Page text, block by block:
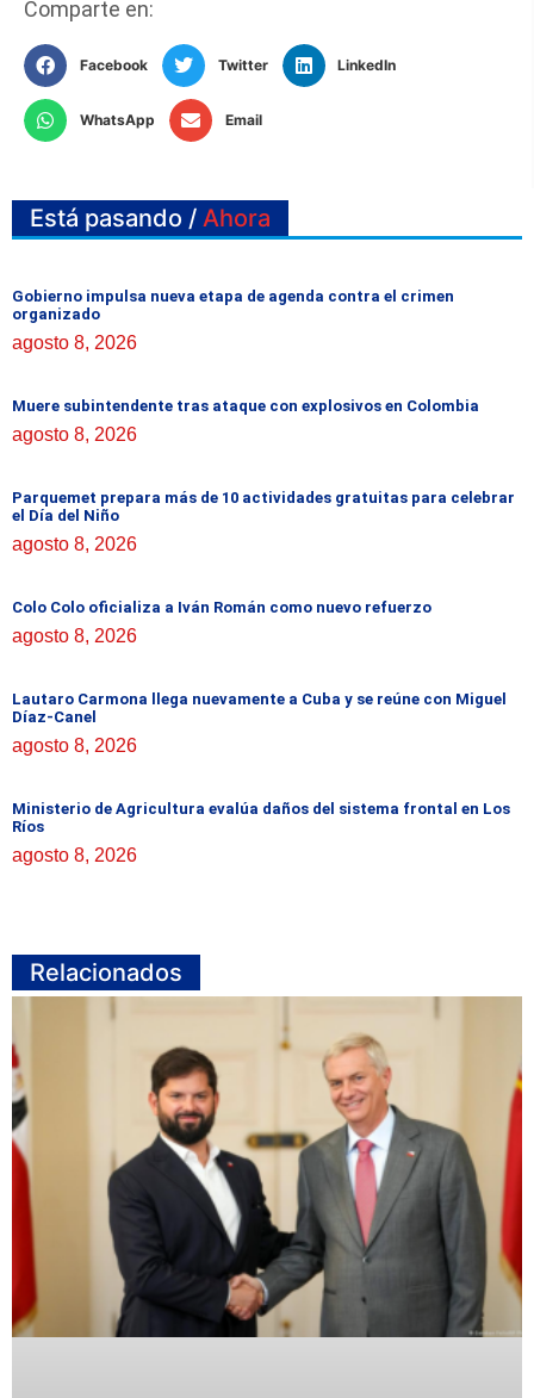
Comparte en:
Facebook Twitter LinkedIn
WhatsApp Email
Está pasando / Ahora
Gobierno impulsa nueva etapa de agenda contra el crimen
organizado
agosto 8, 2026
Muere subintendente tras ataque con explosivos en Colombia
agosto 8, 2026
Parquemet prepara más de 10 actividades gratuitas para celebrar
el Día del Niño
agosto 8, 2026
Colo Colo oficializa a Iván Román como nuevo refuerzo
agosto 8, 2026
Lautaro Carmona llega nuevamente a Cuba y se reúne con Miguel
Díaz-Canel
agosto 8, 2026
Ministerio de Agricultura evalúa daños del sistema frontal en Los
Ríos
agosto 8, 2026
Relacionados